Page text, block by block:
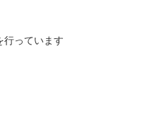
行っています